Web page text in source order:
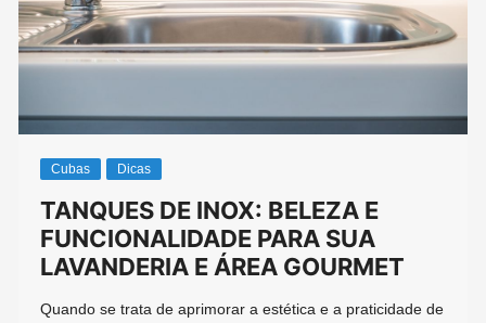
Cubas Dicas
TANQUES DE INOX: BELEZA E
FUNCIONALIDADE PARA SUA
LAVANDERIA E ÁREA GOURMET
Quando se trata de aprimorar a estética e a praticidade de